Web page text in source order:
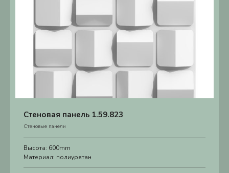
Стеновая панель 1.59.823
Стеновые панели
Высота: 600mm
Материал: полиуретан